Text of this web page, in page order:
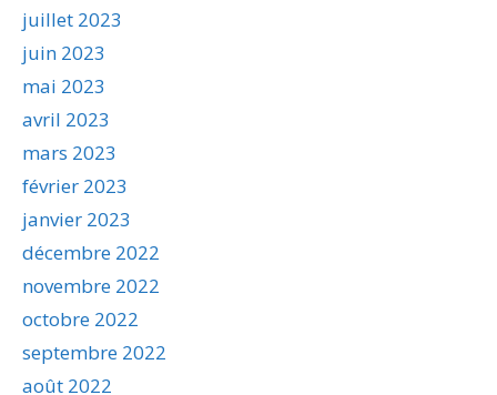
juillet 2023
juin 2023
mai 2023
avril 2023
mars 2023
février 2023
janvier 2023
décembre 2022
novembre 2022
octobre 2022
septembre 2022
août 2022